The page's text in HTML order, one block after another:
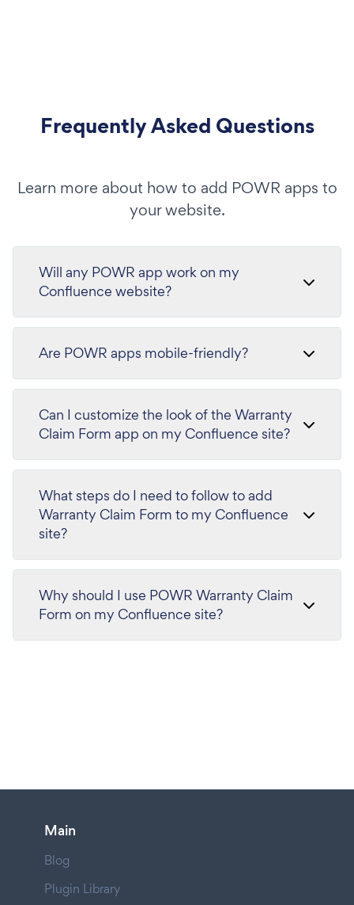
Frequently Asked Questions
Learn more about how to add POWR apps to
your website.
Will any POWR app work on my
Confluence website?
Are POWR apps mobile-friendly?
Can I customize the look of the Warranty
Claim Form app on my Confluence site?
What steps do I need to follow to add
Warranty Claim Form to my Confluence
site?
Why should I use POWR Warranty Claim
Form on my Confluence site?
Main
Blog
Plugin Library